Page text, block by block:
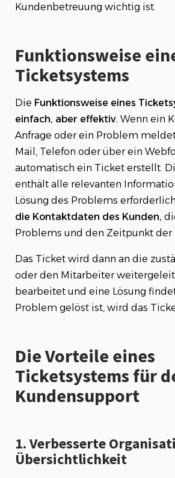
Kundenbetreuung wichtig ist.
Funktionsweise
Ticketsystems
Die Funktionsweise eines
einfach, aber effektiv. Wenn ein
Anfrage oder ein Problem
Mail, Telefon oder über ein
automatisch ein Ticket erstellt.
enthält alle relevanten
Lösung des Problems
die Kontaktdaten des Kunden,
Problems und den Zeitpunkt der
Das Ticket wird dann an die
oder den Mitarbeiter
bearbeitet und eine Lösung
Problem gelöst ist, wird das
Die Vorteile eines
Ticketsystems für
Kundensupport
1. Verbesserte
Übersichtlichkeit